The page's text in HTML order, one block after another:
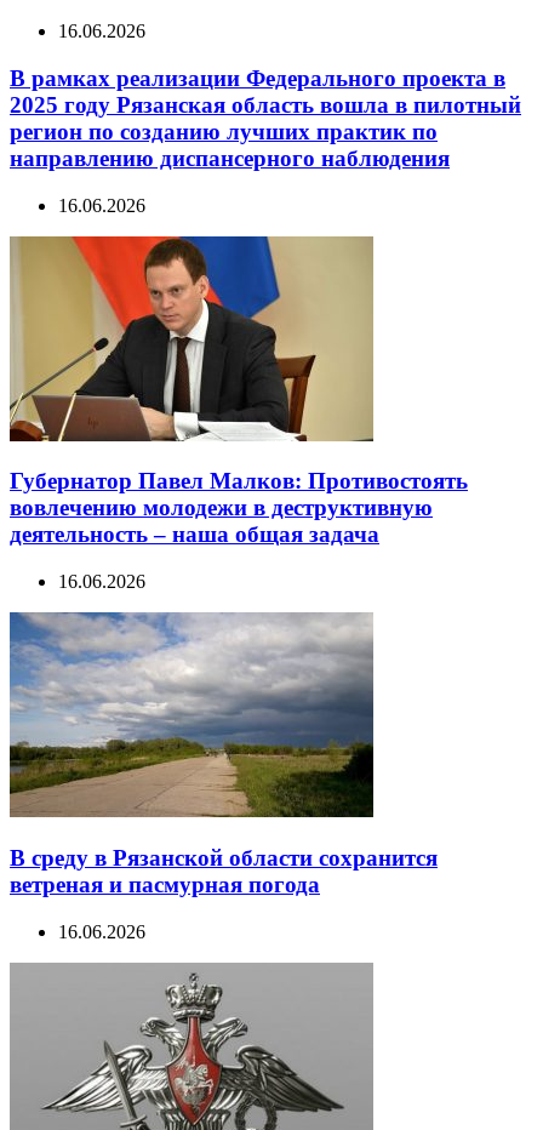
16.06.2026
В рамках реализации Федерального проекта в
2025 году Рязанская область вошла в пилотный
регион по созданию лучших практик по
направлению диспансерного наблюдения
16.06.2026
Губернатор Павел Малков: Противостоять
вовлечению молодежи в деструктивную
деятельность – наша общая задача
16.06.2026
В среду в Рязанской области сохранится
ветреная и пасмурная погода
16.06.2026